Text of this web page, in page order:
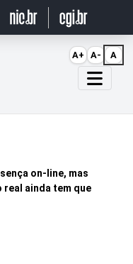
on-line, mas
ainda tem que
A+ A- A